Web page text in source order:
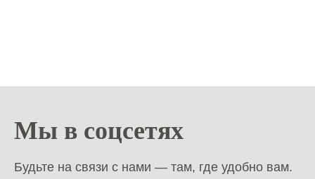
Мы в соцсетях
Будьте на связи с нами — там, где удобно вам.